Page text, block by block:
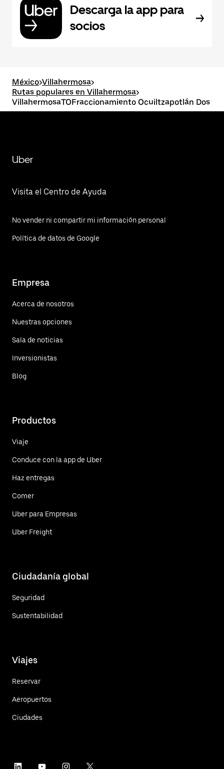
Descarga la app para
socios
México>Villahermosa>
Rutas populares en Villahermosa>
VillahermosaTOFraccionamiento Ocuiltzapotlán Dos
Uber
Visita el Centro de Ayuda
No vender ni compartir mi información personal
Política de datos de Google
Empresa
Acerca de nosotros
Nuestras opciones
Sala de noticias
Inversionistas
Blog
Productos
Viaje
Conduce con la app de Uber
Haz entregas
Comer
Uber para Empresas
Uber Freight
Ciudadanía global
Seguridad
Sustentabilidad
Viajes
Reservar
Aeropuertos
Ciudades